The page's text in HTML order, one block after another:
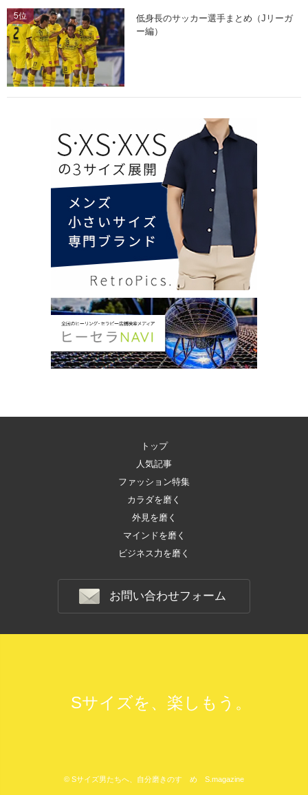
5位
低身長のサッカー選手まとめ（Jリーガ
ー編）
トップ
人気記事
ファッション特集
カラダを磨く
外見を磨く
マインドを磨く
ビジネス力を磨く
お問い合わせフォーム
Sサイズを、楽しもう。
© Sサイズ男たちへ、自分磨きのすゝめ S.magazine